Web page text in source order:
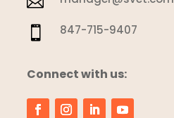
 847-715-9407
Connect with us: